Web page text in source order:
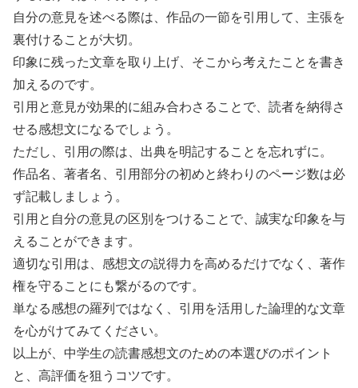
自分の意見を述べる際は、作品の一節を引用して、主張を
裏付けることが大切。
印象に残った文章を取り上げ、そこから考えたことを書き
加えるのです。
引用と意見が効果的に組み合わさることで、読者を納得さ
せる感想文になるでしょう。
ただし、引用の際は、出典を明記することを忘れずに。
作品名、著者名、引用部分の初めと終わりのページ数は必
ず記載しましょう。
引用と自分の意見の区別をつけることで、誠実な印象を与
えることができます。
適切な引用は、感想文の説得力を高めるだけでなく、著作
権を守ることにも繋がるのです。
単なる感想の羅列ではなく、引用を活用した論理的な文章
を心がけてみてください。
以上が、中学生の読書感想文のための本選びのポイント
と、高評価を狙うコツです。